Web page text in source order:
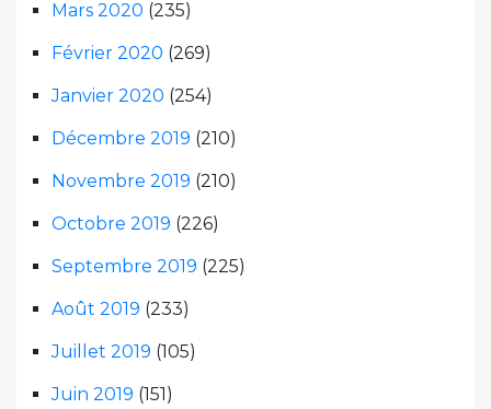
Mars 2020 (235)
Février 2020 (269)
Janvier 2020 (254)
Décembre 2019 (210)
Novembre 2019 (210)
Octobre 2019 (226)
Septembre 2019 (225)
Août 2019 (233)
Juillet 2019 (105)
Juin 2019 (151)